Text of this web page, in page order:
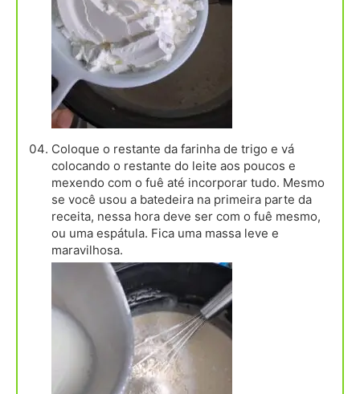
Coloque o restante da farinha de trigo e vá
colocando o restante do leite aos poucos e
mexendo com o fuê até incorporar tudo. Mesmo
se você usou a batedeira na primeira parte da
receita, nessa hora deve ser com o fuê mesmo,
ou uma espátula. Fica uma massa leve e
maravilhosa.